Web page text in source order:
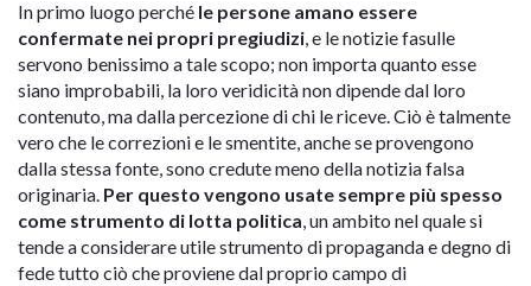
In primo luogo perché le persone amano essere
confermate nei propri pregiudizi, e le notizie fasulle
servono benissimo a tale scopo; non importa quanto esse
siano improbabili, la loro veridicità non dipende dal loro
contenuto, ma dalla percezione di chi le riceve. Ciò è talmente
vero che le correzioni e le smentite, anche se provengono
dalla stessa fonte, sono credute meno della notizia falsa
originaria. Per questo vengono usate sempre più spesso
come strumento di lotta politica, un ambito nel quale si
tende a considerare utile strumento di propaganda e degno di
fede tutto ciò che proviene dal proprio campo di